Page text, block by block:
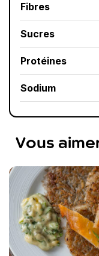
Fibres
Sucres
Protéines
Sodium
Vous